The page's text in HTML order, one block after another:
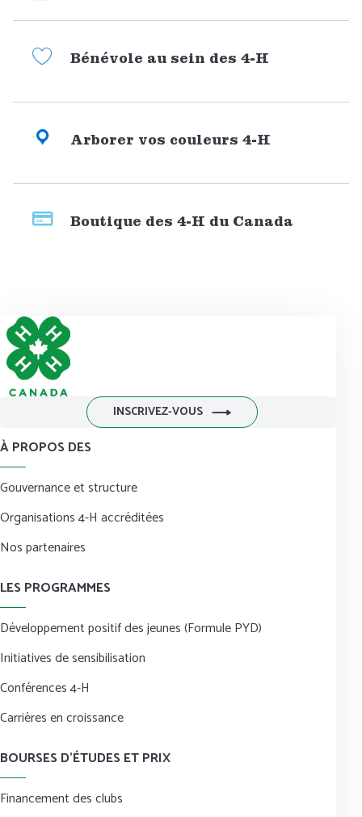
Bénévole au sein des 4-H
Arborer vos couleurs 4-H
Boutique des 4-H du Canada
INSCRIVEZ-VOUS
À PROPOS DES
Gouvernance et structure
Organisations 4-H accréditées
Nos partenaires
LES PROGRAMMES
Développement positif des jeunes (Formule PYD)
Initiatives de sensibilisation
Conférences 4-H
Carrières en croissance
BOURSES D’ÉTUDES ET PRIX
Financement des clubs